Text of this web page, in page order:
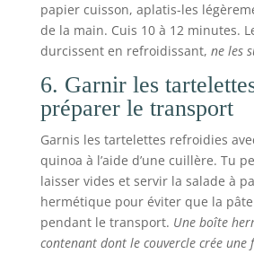
papier cuisson, aplatis-les
de la main. Cuis 10 à 12 minutes.
durcissent en refroidissant, ne les
6. Garnir les
préparer le transport
Garnis les tartelettes refroidies
quinoa à l’aide d’une cuillère. Tu
laisser vides et servir la salade à
hermétique pour éviter que la
pendant le transport. Une boîte
contenant dont le couvercle crée une